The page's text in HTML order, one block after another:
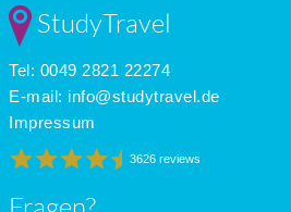
StudyTravel
Tel: 0049 2821 22274
E-mail: info@studytravel.de
Impressum
3626 reviews